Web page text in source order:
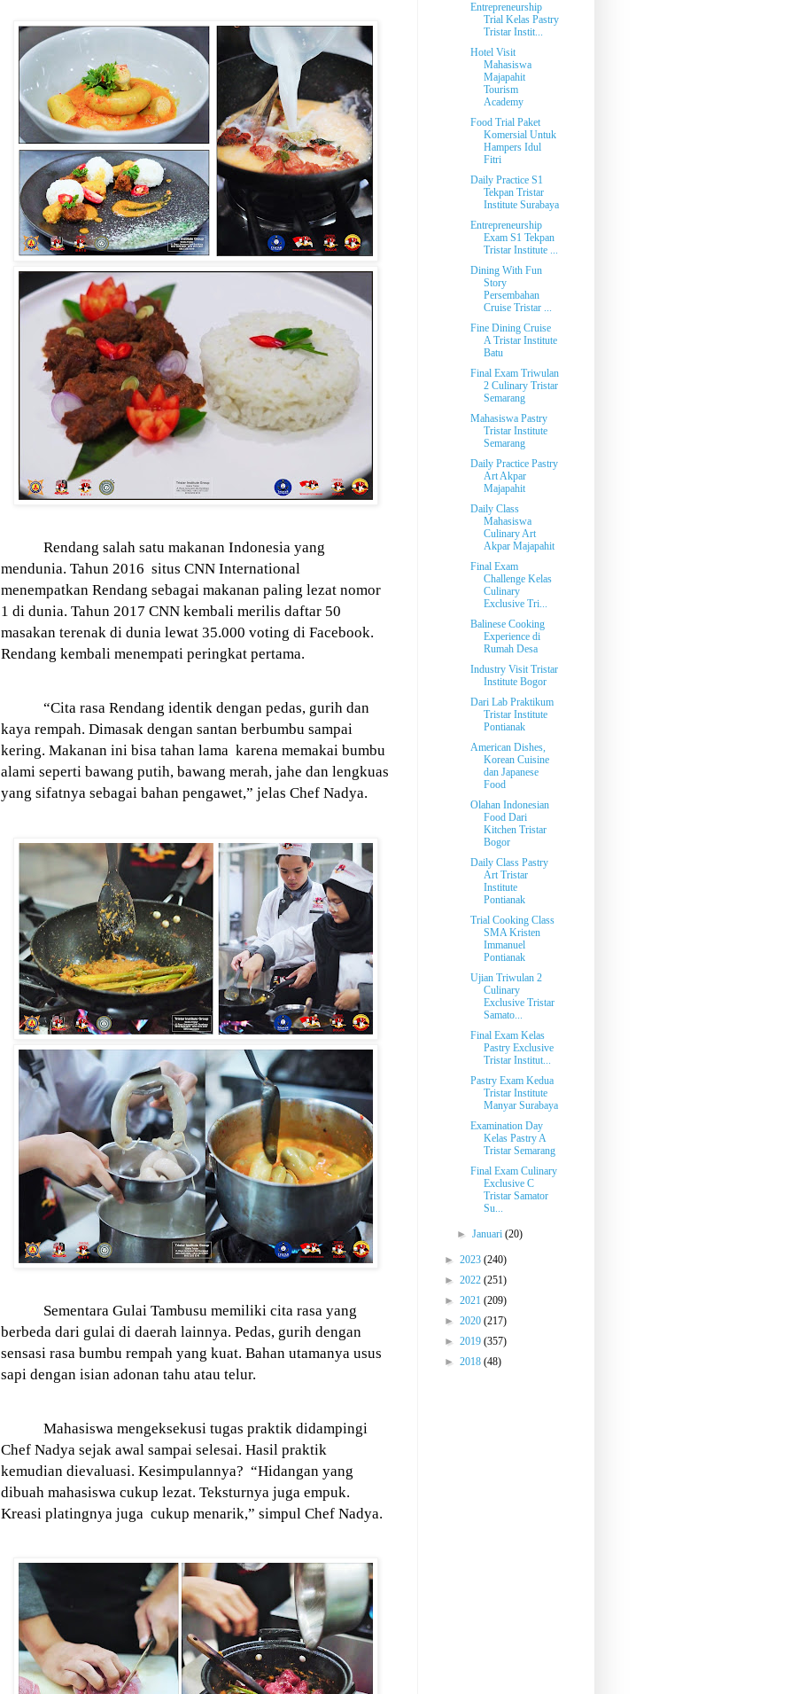
Rendang salah satu makanan Indonesia yang
mendunia. Tahun 2016 situs CNN International
menempatkan Rendang sebagai makanan paling lezat nomor
1 di dunia. Tahun 2017 CNN kembali merilis daftar 50
masakan terenak di dunia lewat 35.000 voting di Facebook.
Rendang kembali menempati peringkat pertama.
“Cita rasa Rendang identik dengan pedas, gurih dan
kaya rempah. Dimasak dengan santan berbumbu sampai
kering. Makanan ini bisa tahan lama karena memakai bumbu
alami seperti bawang putih, bawang merah, jahe dan lengkuas
yang sifatnya sebagai bahan pengawet,” jelas Chef Nadya.
Sementara Gulai Tambusu memiliki cita rasa yang
berbeda dari gulai di daerah lainnya. Pedas, gurih dengan
sensasi rasa bumbu rempah yang kuat. Bahan utamanya usus
sapi dengan isian adonan tahu atau telur.
Mahasiswa mengeksekusi tugas praktik didampingi
Chef Nadya sejak awal sampai selesai. Hasil praktik
kemudian dievaluasi. Kesimpulannya? “Hidangan yang
dibuah mahasiswa cukup lezat. Teksturnya juga empuk.
Kreasi platingnya juga cukup menarik,” simpul Chef Nadya.
Entrepreneurship
Trial Kelas Pastry
Tristar Instit...
Hotel Visit
Mahasiswa
Majapahit
Tourism
Academy
Food Trial Paket
Komersial Untuk
Hampers Idul
Fitri
Daily Practice S1
Tekpan Tristar
Institute Surabaya
Entrepreneurship
Exam S1 Tekpan
Tristar Institute ...
Dining With Fun
Story
Persembahan
Cruise Tristar ...
Fine Dining Cruise
A Tristar Institute
Batu
Final Exam Triwulan
2 Culinary Tristar
Semarang
Mahasiswa Pastry
Tristar Institute
Semarang
Daily Practice Pastry
Art Akpar
Majapahit
Daily Class
Mahasiswa
Culinary Art
Akpar Majapahit
Final Exam
Challenge Kelas
Culinary
Exclusive Tri...
Balinese Cooking
Experience di
Rumah Desa
Industry Visit Tristar
Institute Bogor
Dari Lab Praktikum
Tristar Institute
Pontianak
American Dishes,
Korean Cuisine
dan Japanese
Food
Olahan Indonesian
Food Dari
Kitchen Tristar
Bogor
Daily Class Pastry
Art Tristar
Institute
Pontianak
Trial Cooking Class
SMA Kristen
Immanuel
Pontianak
Ujian Triwulan 2
Culinary
Exclusive Tristar
Samato...
Final Exam Kelas
Pastry Exclusive
Tristar Institut...
Pastry Exam Kedua
Tristar Institute
Manyar Surabaya
Examination Day
Kelas Pastry A
Tristar Semarang
Final Exam Culinary
Exclusive C
Tristar Samator
Su...
►Januari(20)
► 2023 (240)
► 2022 (251)
► 2021 (209)
► 2020 (217)
► 2019 (357)
► 2018 (48)